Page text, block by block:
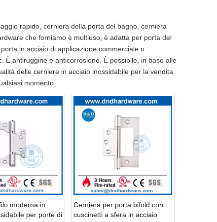
rapido, cerniera della porta del bagno, cerniera
che forniamo è multiuso, è adatta per porta del
in acciaio di applicazione commerciale o
È antiruggine e anticorrosione. È possibile, in base alle
delle cerniere in acciaio inossidabile per la vendita.
momento.
moderna in
per porte di
Cerniera per porta bifold con
cuscinetti a sfera in acciaio